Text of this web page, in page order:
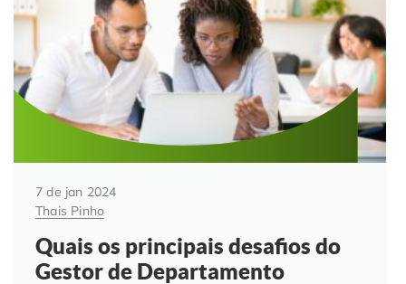
7 de jan 2024
Thais Pinho
Quais os principais desafios do
Gestor de Departamento